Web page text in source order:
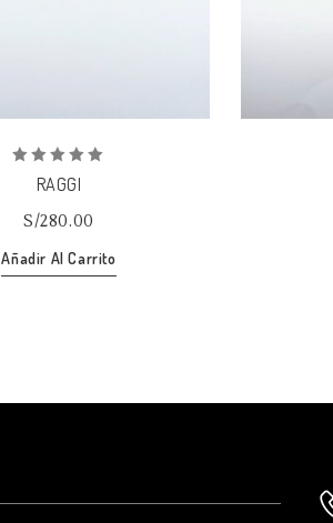
out
5
RAGGI
S/280.00
Añadir Al Carrito